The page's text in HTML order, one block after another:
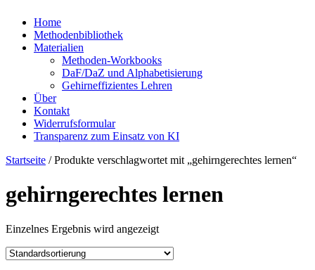
Home
Methodenbibliothek
Materialien
Methoden-Workbooks
DaF/DaZ und Alphabetisierung
Gehirneffizientes Lehren
Über
Kontakt
Widerrufsformular
Transparenz zum Einsatz von KI
Startseite / Produkte verschlagwortet mit „gehirngerechtes lernen“
gehirngerechtes lernen
Einzelnes Ergebnis wird angezeigt